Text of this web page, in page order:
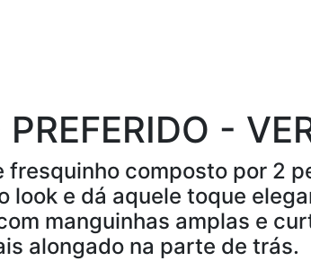
-
composto por 2
e dá aquele toque
manguinhas amplas e
alongado na parte de trás.